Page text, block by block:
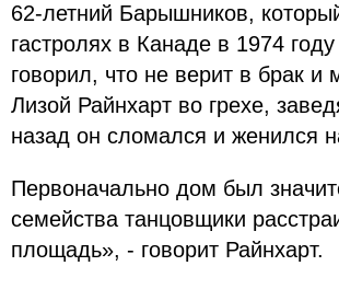
62-летний Барышников,
гастролях в Канаде в 1974
говорил, что не верит в брак
Лизой Райнхарт во грехе,
назад он сломался и женился
Первоначально дом был
семейства танцовщики
площадь», - говорит Райнхарт.